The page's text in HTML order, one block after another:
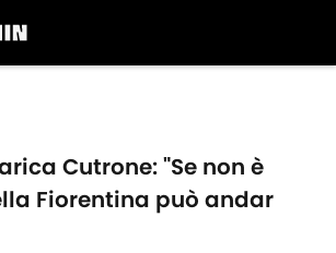
Cutrone: "Se non è
Fiorentina può andar